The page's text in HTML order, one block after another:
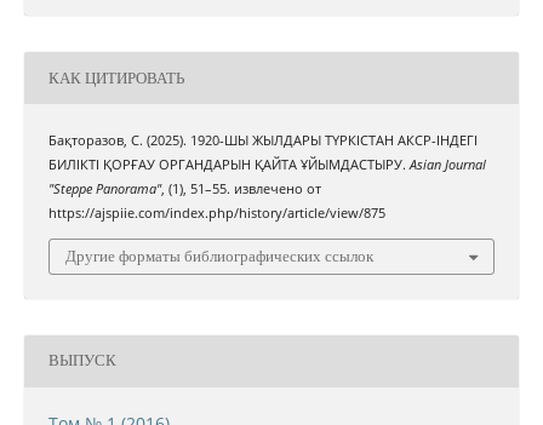
КАК ЦИТИРОВАТЬ
Бақторазов, С. (2025). 1920-ШЫ ЖЫЛДАРЫ ТҮРКІСТАН АКСР-ІНДЕГІ
БИЛІКТІ ҚОРҒАУ ОРГАНДАРЫН ҚАЙТА ҰЙЫМДАСТЫРУ.Asian Journal
"Steppe Panorama", (1), 51–55. извлечено от
https://ajspiie.com/index.php/history/article/view/875
Другие форматы библиографических ссылок
ВЫПУСК